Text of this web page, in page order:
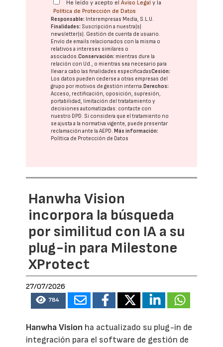
He leído y acepto elAviso Legal y la
Política de Protección de Datos
Responsable: Interempresas Media, S.L.U.
Finalidades: Suscripción a nuestra(s)
newsletter(s). Gestión de cuenta de usuario.
Envío de emails relacionados con la misma o
relativos a intereses similares o
asociados.Conservación: mientras dure la
relación con Ud., o mientras sea necesario para
llevar a cabo las finalidades especificadasCesión:
Los datos pueden cederse a otras empresas del
grupo por motivos de gestión interna.Derechos:
Acceso, rectificación, oposición, supresión,
portabilidad, limitación del tratatamiento y
decisiones automatizadas: contacte con
nuestro DPD. Si considera que el tratamiento no
se ajusta a la normativa vigente, puede presentar
reclamación ante laAEPD.Más información:
Política de Protección de Datos
Hanwha Vision
incorpora la búsqueda
por similitud con IA a su
plug-in para Milestone
XProtect
27/07/2026
784
Hanwha Vision ha actualizado su plug-in de
integración para el software de gestión de